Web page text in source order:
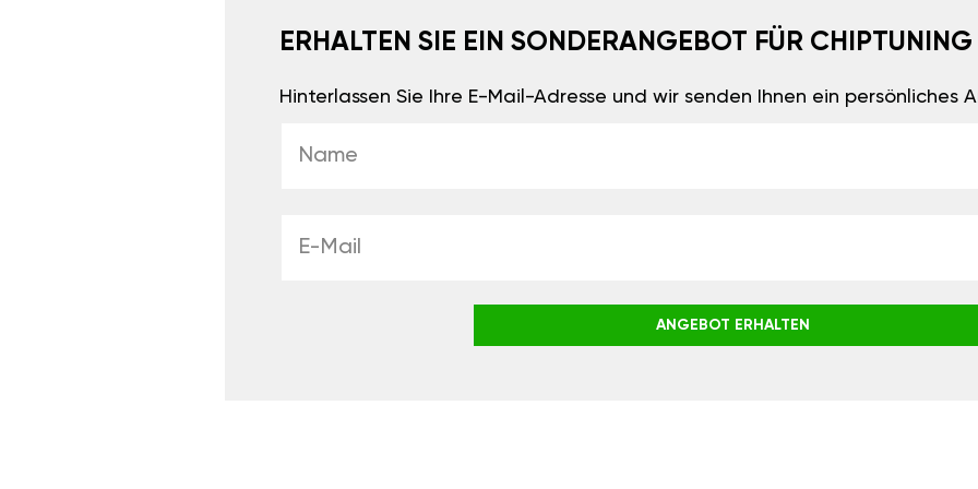
ERHALTEN SIE EIN SONDERANGEBOT FÜR CHIPTUNING
Hinterlassen Sie Ihre E-Mail-Adresse und wir senden Ihnen ein persönliches
ANGEBOT ERHALTEN